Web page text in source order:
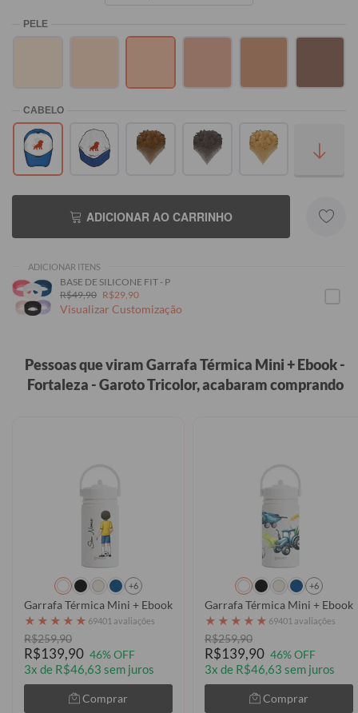
ADICIONAR AO CARRINHO
ADICIONAR ITENS
BASE DE SILICONE FIT - P
R$49,90 R$29,90
Visualizar Customização
Pessoas que viram Garrafa Térmica Mini + Ebook -
Fortaleza - Garoto Tricolor, acabaram comprando
+6
Garrafa Térmica Mini + Ebook - Garoto Esportes
★ ★ ★ ★ ★ 69401 avaliações
R$259,90
R$139,90 46% OFF
3x de R$46,63 sem juros
Comprar
+6
Garrafa Térmica Mini + Ebook
★ ★ ★ ★ ★ 69401 avaliações
R$259,90
R$139,90 46% OFF
3x de R$46,63 sem juros
Comprar